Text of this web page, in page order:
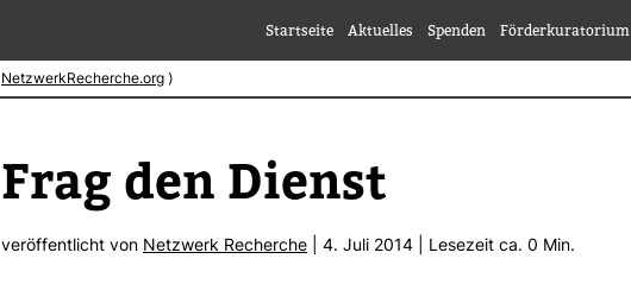
Startseite Aktuelles Spenden Förderkuratorium
NetzwerkRecherche.org ⟩
Frag den Dienst
ver­öf­fent­licht von Netz­werk Recherche | 4. Juli 2014 | Lese­zeit ca. 0 Min.